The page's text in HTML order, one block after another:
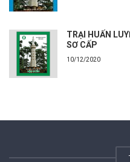
TRẠI HUẤN
SƠ CẤP
10/12/2020